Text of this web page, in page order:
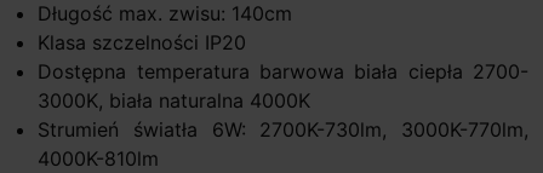
Długość max. zwisu: 140cm
Klasa szczelności IP20
Dostępna temperatura barwowa biała ciepła 2700-
3000K, biała naturalna 4000K
Strumień światła 6W: 2700K-730lm, 3000K-770lm,
4000K-810lm